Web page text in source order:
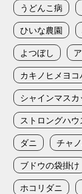
うどんこ病
ひいな農園
よつぼし
カキノヒメヨコ
シャインマスカ
ストロングハウ
ダニ
チャ
ブドウの袋掛け
ホコリダニ